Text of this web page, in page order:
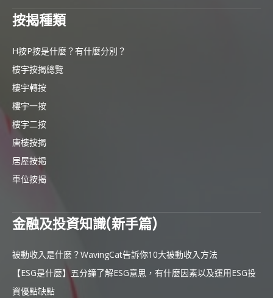
按揭種類
H按P按是什麼？有什麼分別？
樓宇按揭總覽
樓宇轉按
樓宇一按
樓宇二按
唐樓按揭
居屋按揭
車位按揭
金融及投資知識(新手篇)
被動收入是什麼？WavingCat告訴你10大被動收入方法
【ESG是什麼】五分鐘了解ESG意思，有什麼因素以及運用ESG投
資優點缺點